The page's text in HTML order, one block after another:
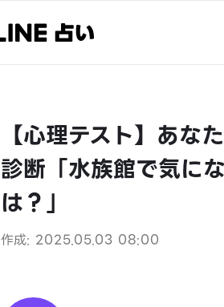
【心理テスト】あな
診断「水族館で気に
は？」
作成: 2025.05.03 08:00